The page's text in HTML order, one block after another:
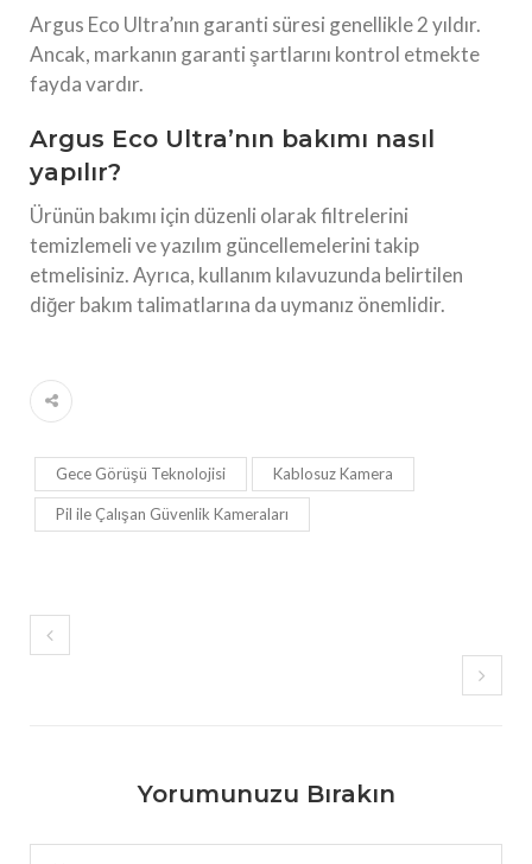
Argus Eco Ultra’nın garanti süresi genellikle 2 yıldır.
Ancak, markanın garanti şartlarını kontrol etmekte
fayda vardır.
Argus Eco Ultra’nın bakımı nasıl
yapılır?
Ürünün bakımı için düzenli olarak filtrelerini
temizlemeli ve yazılım güncellemelerini takip
etmelisiniz. Ayrıca, kullanım kılavuzunda belirtilen
diğer bakım talimatlarına da uymanız önemlidir.
Gece Görüşü Teknolojisi Kablosuz Kamera
Pil ile Çalışan Güvenlik Kameraları
Yorumunuzu Bırakın